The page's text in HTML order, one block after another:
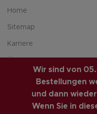
Wir sind von
Bestellungen
und dann
Wenn Sie in
Home
Sitemap
Karriere